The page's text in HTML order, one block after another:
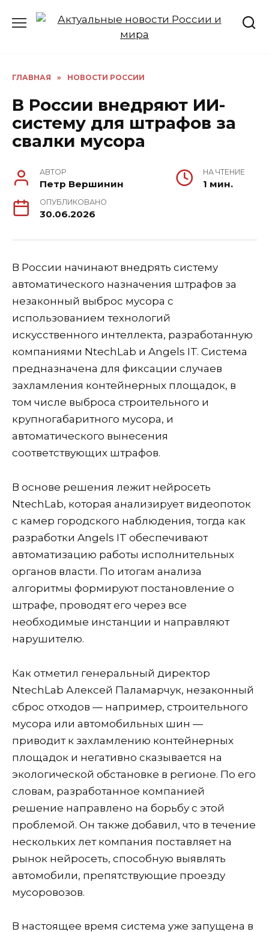
ГЛАВНАЯ » НОВОСТИ РОССИИ
В России внедряют ИИ-
систему для штрафов за
свалки мусора
АВТОР
Петр Вершинин
НА ЧТЕНИЕ
1 мин.
ОПУБЛИКОВАНО
30.06.2026
В России начинают внедрять систему
автоматического назначения штрафов за
незаконный выброс мусора с
использованием технологий
искусственного интеллекта, разработанную
компаниями NtechLab и Angels IT. Система
предназначена для фиксации случаев
захламления контейнерных площадок, в
том числе выброса строительного и
крупногабаритного мусора, и
автоматического вынесения
соответствующих штрафов.
В основе решения лежит нейросеть
NtechLab, которая анализирует видеопоток
с камер городского наблюдения, тогда как
разработки Angels IT обеспечивают
автоматизацию работы исполнительных
органов власти. По итогам анализа
алгоритмы формируют постановление о
штрафе, проводят его через все
необходимые инстанции и направляют
нарушителю.
Как отметил генеральный директор
NtechLab Алексей Паламарчук, незаконный
сброс отходов — например, строительного
мусора или автомобильных шин —
приводит к захламлению контейнерных
площадок и негативно сказывается на
экологической обстановке в регионе. По его
словам, разработанное компанией
решение направлено на борьбу с этой
проблемой. Он также добавил, что в течение
нескольких лет компания поставляет на
рынок нейросеть, способную выявлять
автомобили, препятствующие проезду
мусоровозов.
В настоящее время система уже запущена в